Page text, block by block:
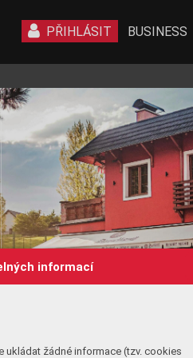
informací
ukládat žádné informace (tzv. cookies
PŘIHLÁSIT BUSINESS